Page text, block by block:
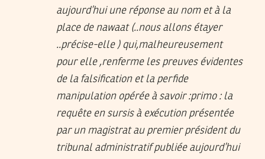
aujourd’hui une réponse au nom et à la
place de nawaat (..nous allons étayer
..précise-elle ) qui,malheureusement
pour elle ,renferme les preuves évidentes
de la falsification et la perfide
manipulation opérée à savoir :primo : la
requête en sursis à exécution présentée
par un magistrat au premier président du
tribunal administratif publiée aujourd’hui